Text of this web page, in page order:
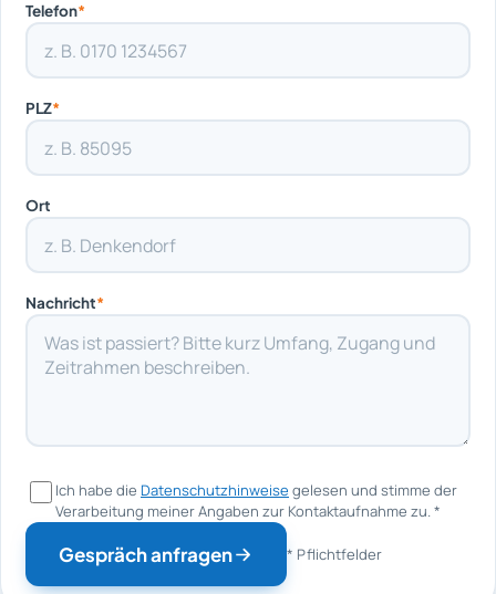
Telefon*
PLZ*
Ort
Nachricht*
Ich habe die Datenschutzhinweise gelesen und stimme der
Verarbeitung meiner Angaben zur Kontaktaufnahme zu.*
Gespräch anfragen * Pflichtfelder